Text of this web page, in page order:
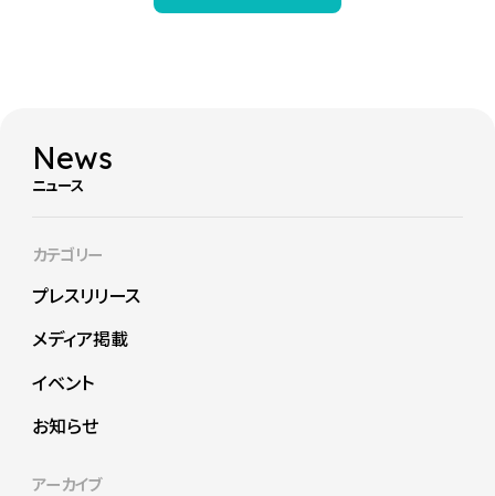
News
ニュース
カテゴリー
プレスリリース
メディア掲載
イベント
お知らせ
アーカイブ